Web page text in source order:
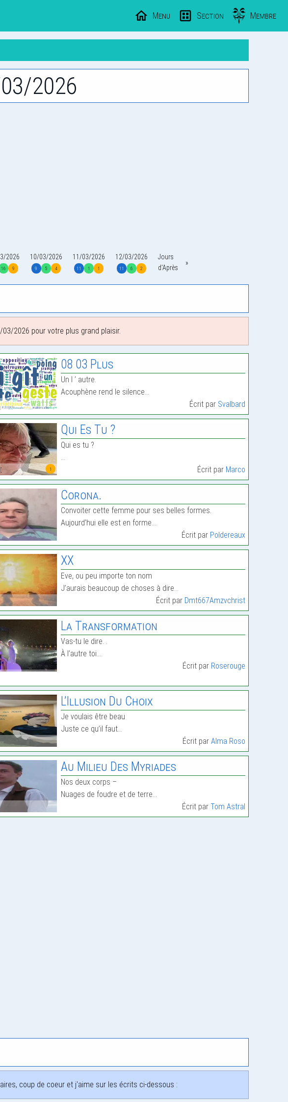
Menu Section Membre
2026
2026
16 9
10/03/2026
9 5 4
11/03/2026
11 1 1
12/03/2026
11 6 2
Jours
d'Après
2026 pour votre plus grand plaisir.
08 03 Plus
Un l ’ autre.
Acouphène rend le silence…
Écrit par Svalbard
1
Qui Es Tu ?
Qui es tu ?
…
Écrit par Marco
Corona.
Convoiter cette femme pour ses belles formes.
Aujourd’hui elle est en forme.…
Écrit par Poldereaux
XX
Eve, ou peu importe ton nom
J’aurais beaucoup de choses à dire…
Écrit par Dmt667Amzvchrist
La Transformation
Vas-tu le dire. .
À l’autre toi.…
Écrit par Roserouge
L’Illusion Du Choix
Je voulais être beau
Juste ce qu’il faut…
Écrit parAlma Roso
Au Milieu Des Myriades
Nos deux corps –
Nuages de foudre et de terre…
Écrit parTom Astral
coup de coeur et j'aime sur les écrits ci-dessous :